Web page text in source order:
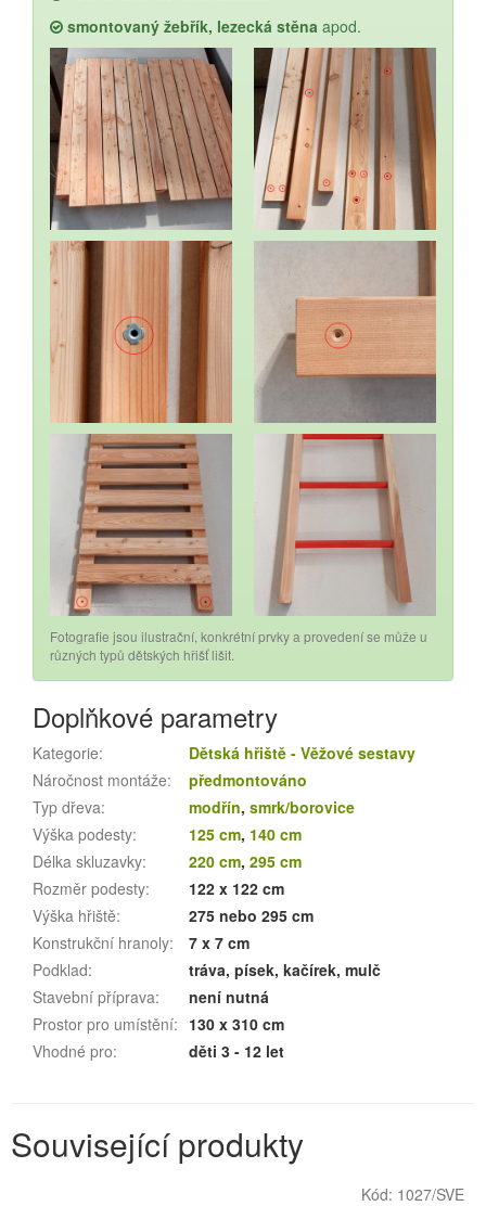
smontovaný žebřík, lezecká stěna apod.
Fotografie jsou ilustrační, konkrétní prvky a provedení se může u
různých typů dětských hřišť lišit.
Doplňkové parametry
Kategorie:
Dětská hřiště - Věžové sestavy
Náročnost montáže:
předmontováno
Typ dřeva: modřín, smrk/borovice
Výška podesty: 125 cm, 140 cm
Délka skluzavky: 220 cm, 295 cm
Rozměr podesty:
122 x 122 cm
Výška hřiště:
275 nebo 295 cm
Konstrukční hranoly:
7 x 7 cm
Podklad:
tráva, písek, kačírek, mulč
Stavební příprava:
není nutná
Prostor pro umístění: 130 x 310 cm
Vhodné pro: děti 3 - 12 let
Související produkty
Kód: 1027/SVE